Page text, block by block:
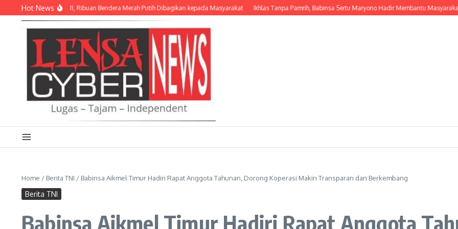
Lewati ke konten
Hot News
HUT Ke-81 RI, Ribuan Bendera Merah Putih Dibagikan kepada Masyarakat Ikhlas Tanpa Pamrih, Babinsa Sertu Maryono Hadir Membantu Masyarakat
Home / Berita TNI / Babinsa Aikmel Timur Hadiri Rapat Anggota Tahunan, Dorong Koperasi Makin Transparan dan Berkembang
Berita TNI
Babinsa Aikmel Timur Hadiri Rapat Anggota